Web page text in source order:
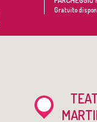
Gratuito